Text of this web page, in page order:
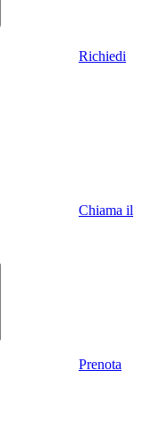
Richiedi
Chiama il
Prenota